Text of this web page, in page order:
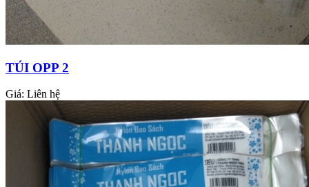
TÚI OPP 2
Giá: Liên hệ